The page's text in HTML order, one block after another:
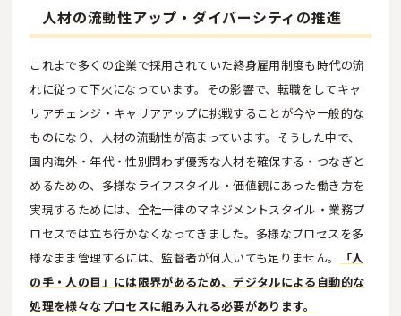
人材の流動性アップ・ダイバーシティの推進
これまで多くの企業で採用されていた終身雇用制度も時代の流
れに従って下火になっています。その影響で、転職をしてキャ
リアチェンジ・キャリアアップに挑戦することが今や一般的な
ものになり、人材の流動性が高まっています。そうした中で、
国内海外・年代・性別問わず優秀な人材を確保する・つなぎと
めるための、多様なライフスタイル・価値観にあった働き方を
実現するためには、全社一律のマネジメントスタイル・業務プ
ロセスでは立ち行かなくなってきました。多様なプロセスを多
様なまま管理するには、監督者が何人いても足りません。
「人
の手・人の目」には限界があるため、デジタルによる自動的な
処理を様々なプロセスに組み入れる必要があります。